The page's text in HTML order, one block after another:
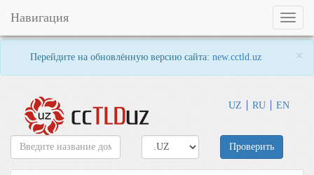
Перейдите на обновлённую версию сайта: new.cctld.uz ×
UZ RU EN
Toggle
Навигация
Проверить